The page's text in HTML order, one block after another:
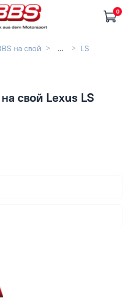
0
на свой ... LS
свой Lexus LS